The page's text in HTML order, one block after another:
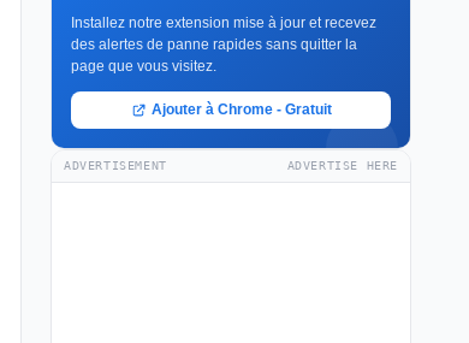
Installez notre extension mise à jour et recevez
des alertes de panne rapides sans quitter la
page que vous visitez.
Ajouter à Chrome - Gratuit
ADVERTISEMENT ADVERTISE HERE